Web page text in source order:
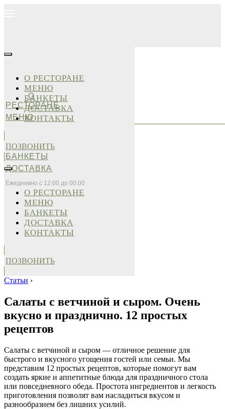
О
РЕСТОРАНЕ
МЕНЮ
БАНКЕТЫ
ДОСТАВКА
Ежедневно с 12:00 до 00:00
О РЕСТОРАНЕ
МЕНЮ
БАНКЕТЫ
ДОСТАВКА
КОНТАКТЫ
ПОЗВОНИТЬ
О РЕСТОРАНЕ
МЕНЮ
БАНКЕТЫ
ДОСТАВКА
КОНТАКТЫ
ПОЗВОНИТЬ
Статьи ›
Салаты с ветчиной и сыром. Очень
вкусно и празднично. 12 простых
рецептов
Салаты с ветчиной и сыром — отличное решение для
быстрого и вкусного угощения гостей или семьи. Мы
представим 12 простых рецептов, которые помогут вам
создать яркие и аппетитные блюда для праздничного стола
или повседневного обеда. Простота ингредиентов и легкость
приготовления позволят вам насладиться вкусом и
разнообразием без лишних усилий.